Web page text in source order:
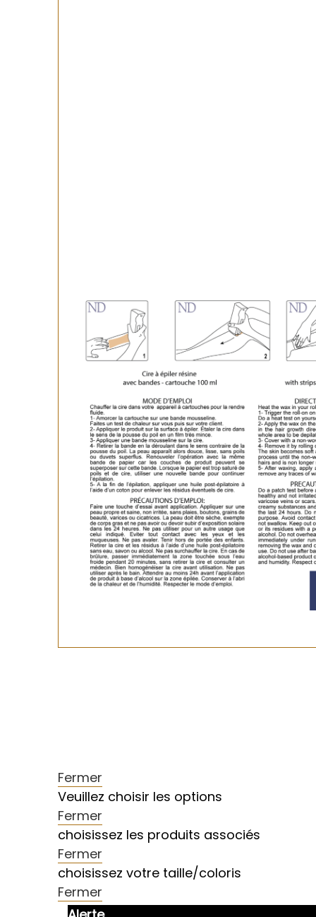
Fermer
Veuillez choisir les options
Fermer
choisissez les produits associés
Fermer
choisissez votre taille/coloris
Fermer